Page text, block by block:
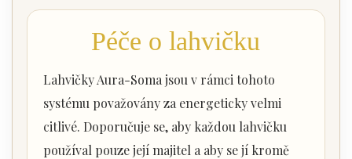
Péče o lahvičku
Lahvičky Aura-Soma jsou v rámci tohoto
systému považovány za energeticky velmi
citlivé. Doporučuje se, aby každou lahvičku
používal pouze její majitel a aby se jí kromě